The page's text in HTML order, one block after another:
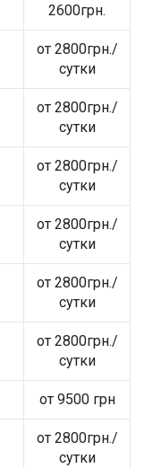
2600грн.
от 2800грн./
сутки
от 2800грн./
сутки
от 2800грн./
сутки
от 2800грн./
сутки
от 2800грн./
сутки
от 2800грн./
сутки
от 9500 грн
от 2800грн./
сутки